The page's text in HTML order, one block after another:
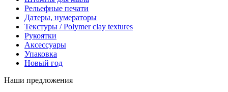
Рельефные печати
Датеры, нумераторы
Текстуры / Polymer clay textures
Рукоятки
Аксессуары
Упаковка
Новый год
Наши предложения